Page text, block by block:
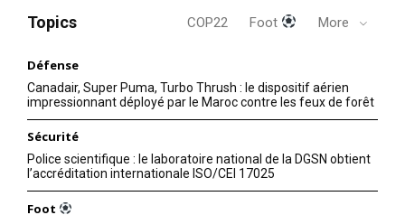
Topics COP22 Foot More
Défense
Canadair, Super Puma, Turbo Thrush : le dispositif aérien
impressionnant déployé par le Maroc contre les feux de forêt
Sécurité
Police scientifique : le laboratoire national de la DGSN obtient
l’accréditation internationale ISO/CEI 17025
Foot